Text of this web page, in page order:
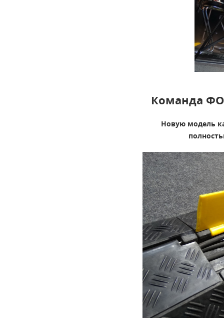
Команда
Новую модель